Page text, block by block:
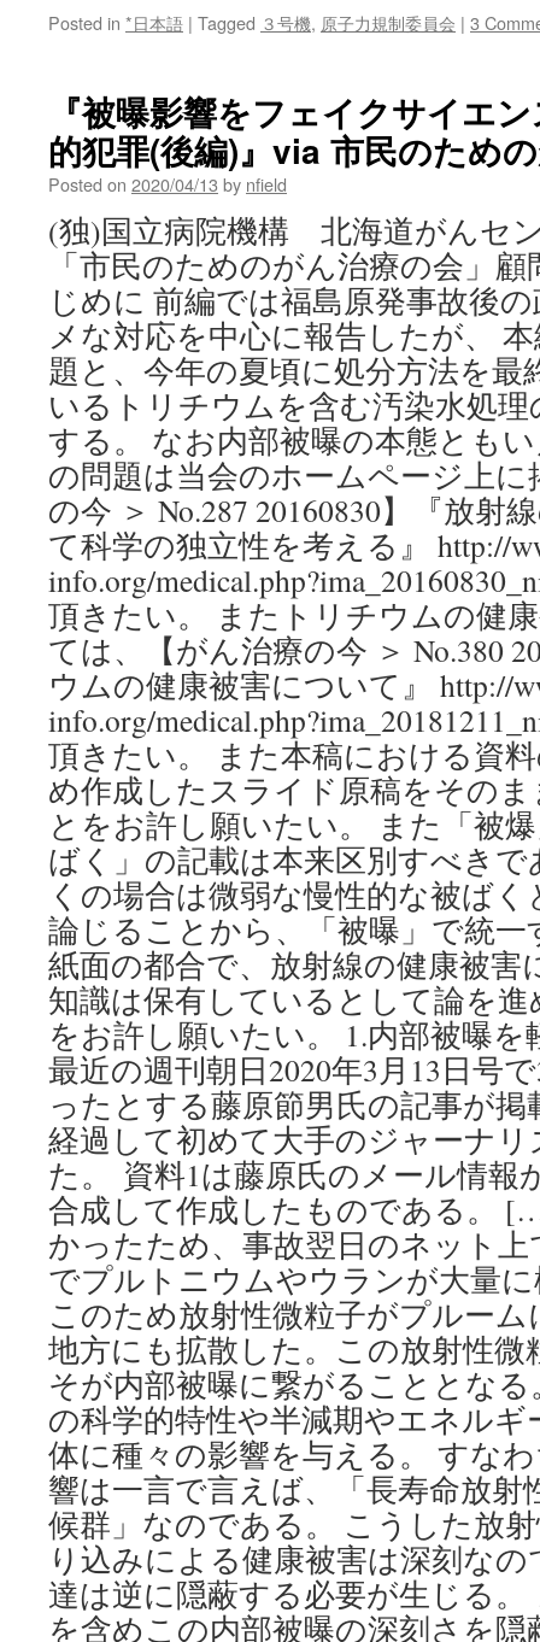
Posted in *日本語 | Tagged ３号機, 原子力規制委員会 | 3
『被曝影響をフェイクサイエ
的犯罪(後編)』via 市民のため
Posted on 2020/04/13 by nfield
(独)国立病院機構 北海道がんセ
「市民のためのがん治療の会
じめに 前編では福島原発事故後
メな対応を中心に報告したが、
題と、今年の夏頃に処分方法を
いるトリチウムを含む汚染水処
する。 なお内部被曝の本態とも
の問題は当会のホームページ上
の今 ＞ No.287 20160830】『放射
て科学の独立性を考える』 http://
info.org/
頂きたい。 またトリチウムの健
ては、【がん治療の今 ＞ No.380
ウムの健康被害について』 http://
info.org/
頂きたい。 また本稿における資
め作成したスライド原稿をその
とをお許し願いたい。 また「被
ばく」の記載は本来区別すべき
くの場合は微弱な慢性的な被ば
論じることから、「被曝」で統一
紙面の都合で、放射線の健康被害
知識は保有しているとして論を
をお許し願いたい。 1.内部被曝
最近の週刊朝日2020年3月13日号
ったとする藤原節男氏の記事が
経過して初めて大手のジャーナ
た。 資料1は藤原氏のメール情報
合成して作成したものである。
かったため、事故翌日のネット
でプルトニウムやウランが大量
このため放射性微粒子がプルー
地方にも拡散した。この放射性微
そが内部被曝に繋がることとな
の科学的特性や半減期やエネル
体に種々の影響を与える。 すな
響は一言で言えば、「長寿命放射
候群」なのである。 こうした放
り込みによる健康被害は深刻な
達は逆に隠蔽する必要が生じる。
を含めこの内部被曝の深刻さを